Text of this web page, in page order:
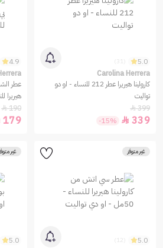
5.0
Carolina Herrera
كارولينا هيريرا عطر 212 للنساء - او دو
تواليت
399

339

-15%
4.9
هيريرا
190

179
غير متوفر
5.0
غير
5.0